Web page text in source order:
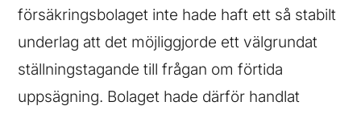
försäkringsbolaget inte hade haft ett så stabilt
underlag att det möjliggjorde ett välgrundat
ställningstagande till frågan om förtida
uppsägning. Bolaget hade därför handlat